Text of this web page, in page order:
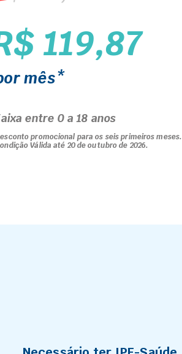
119,87
entre 0 a 18 anos
promocional para os seis primeiros meses.
Válida até 20 de outubro de 2026.
mês*